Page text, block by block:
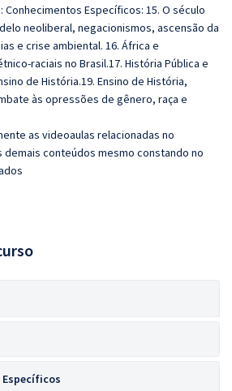
Conhecimentos Específicos: 15. O século
neoliberal, negacionismos, ascensão da
e crise ambiental. 16. África e
raciais no Brasil.17. História Pública e
de História.19. Ensino de História,
às opressões de gênero, raça e
as videoaulas relacionadas no
conteúdos mesmo constando no